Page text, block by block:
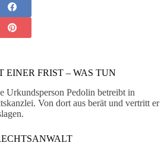
EINER FRIST – WAS TUN
Urkundsperson Pedolin betreibt in
Von dort aus berät und vertritt er